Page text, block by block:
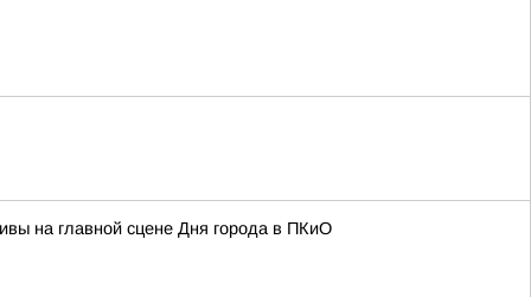
на главной сцене Дня города в ПКиО